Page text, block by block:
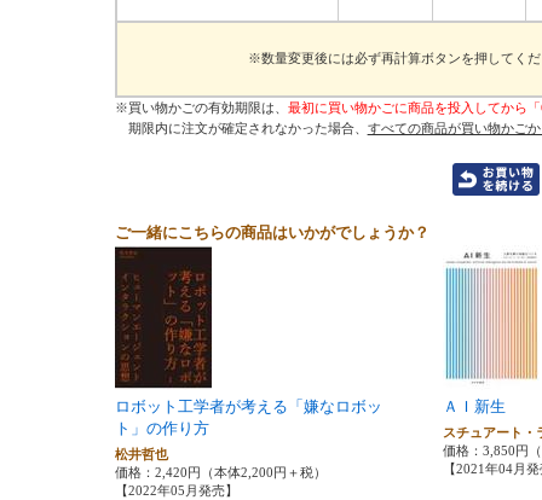
※数量変更後には必ず再計算ボタンを押してく
※買い物かごの有効期限は、 最初に買い物かごに商品を投入してから
期限内に注文が確定されなかった場合、 すべての商品が買い物かご
ご一緒にこちらの商品はいかがでしょうか？
ロボット工学者が考える「嫌なロボッ
ト」の作り方
松井哲也
価格：2,420円（本体2,200円＋税）
【2022年05月発売】
ＡＩ新生
スチュアート
価格：3,850円
【2021年04月